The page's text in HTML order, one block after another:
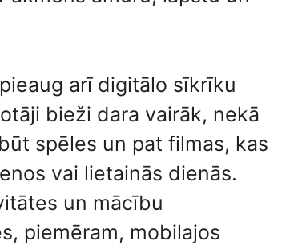
arī digitālo sīkrīku
bieži dara vairāk, nekā
spēles un pat filmas, kas
vai lietainās dienās.
un mācību
piemēram, mobilajos